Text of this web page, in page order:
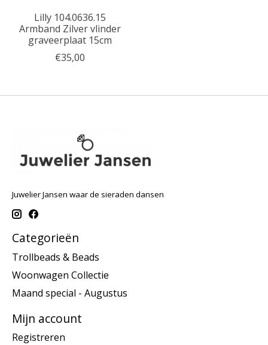
Lilly 104.0636.15
Armband Zilver vlinder
graveerplaat 15cm
€35,00
Juwelier Jansen waar de sieraden dansen
Categorieën
Trollbeads & Beads
Woonwagen Collectie
Maand special - Augustus
Mijn account
Registreren